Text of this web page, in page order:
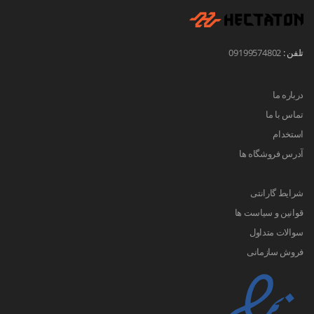
تلفن : 09199574802
درباره ما
تماس با ما
استخدام
آدرس فروشگاه ها
شرایط گارانتی
قوانین و سیاست ها
سوالات متداول
فروش سازمانی